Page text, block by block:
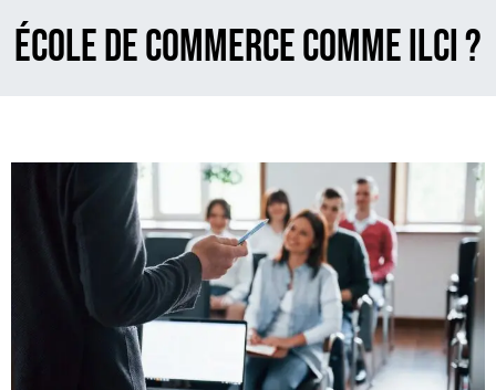
école de commerce comme ILCI ?